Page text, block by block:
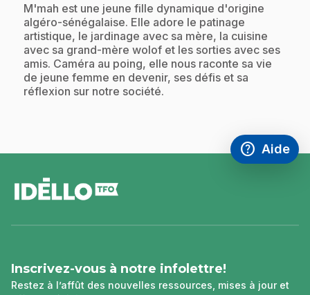
.M'mah est une jeune fille dynamique d'origine
algéro-sénégalaise. Elle adore le patinage
artistique, le jardinage avec sa mère, la cuisine
avec sa grand-mère wolof et les sorties avec ses
amis. Caméra au poing, elle nous raconte sa vie
de jeune femme en devenir, ses défis et sa
réflexion sur notre société.
help
Accéder à
Aide
,Ce lien
de
page
Inscrivez-vous à notre infolettre!
Restez à l’affût des nouvelles ressources, mises à jour et